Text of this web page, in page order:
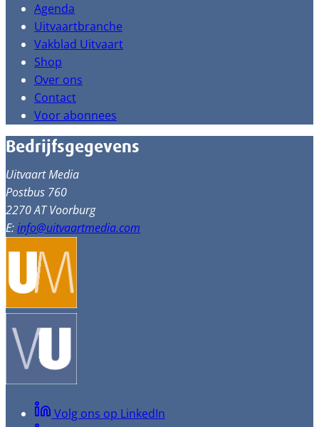
Agenda
Uitvaartbranche
Vakblad Uitvaart
Shop
Over ons
Contact
Voor abonnees
Bedrijfsgegevens
Uitvaart Media
Postbus 760
2270 AT Voorburg
E:info@uitvaartmedia.com
Volg ons op LinkedIn